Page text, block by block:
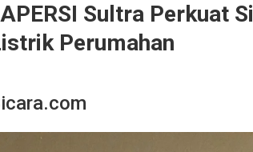
Sultra Perkuat
Perumahan